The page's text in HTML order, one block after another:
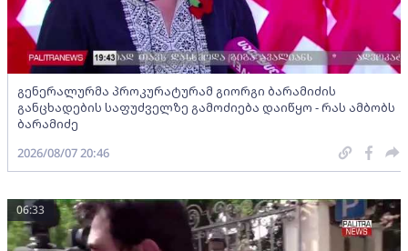
გენერალურმა პროკურატურამ გიორგი ბარამიძის
განცხადების საფუძველზე გამოძიება დაიწყო - რას ამბობს
ბარამიძე
2026/08/07 20:46
06:33